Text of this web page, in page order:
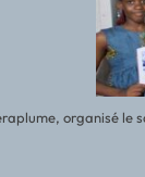
organisé